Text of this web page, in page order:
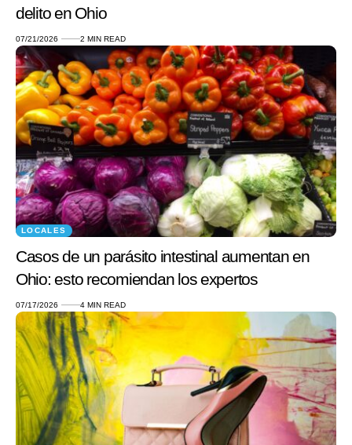
delito en Ohio
07/21/2026 2 MIN READ
LOCALES
Casos de un parásito intestinal aumentan en
Ohio: esto recomiendan los expertos
07/17/2026 4 MIN READ